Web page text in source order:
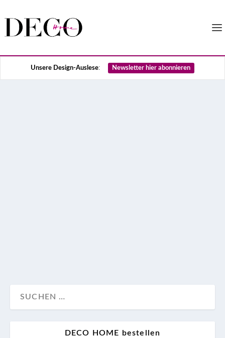
Unsere Design-Auslese: Newsletter hier abonnieren
DECO HOME bestellen